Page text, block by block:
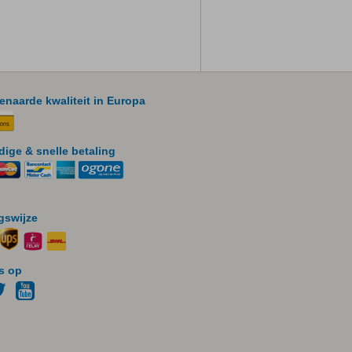
kwaliteit in Europa
& snelle betaling
op